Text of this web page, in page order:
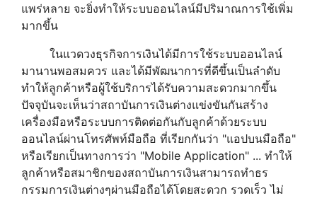
แพร่หลาย จะยิ่งทำให้ระบบออนไลน์มีปริมาณการใช้เพิ่ม
มากขึ้น
ในแวดวงธุรกิจการเงินได้มีการใช้ระบบออนไลน์
มานานพอสมควร และได้มีพัฒนาการที่ดีขึ้นเป็นลำดับ
ทำให้ลูกค้าหรือผู้ใช้บริการได้รับความสะดวกมากขึ้น
ปัจจุบันจะเห็นว่าสถาบันการเงินต่างแข่งขันกันสร้าง
เครื่องมือหรือระบบการติดต่อกันกับลูกค้าด้วยระบบ
ออนไลน์ผ่านโทรศัพท์มือถือ ที่เรียกกันว่า "แอปบนมือถือ"
หรือเรียกเป็นทางการว่า "Mobile Application" ... ทำให้
ลูกค้าหรือสมาชิกของสถาบันการเงินสามารถทำธร
กรรมการเงินต่างๆผ่านมือถือได้โดยสะดวก รวดเร็ว ไม่